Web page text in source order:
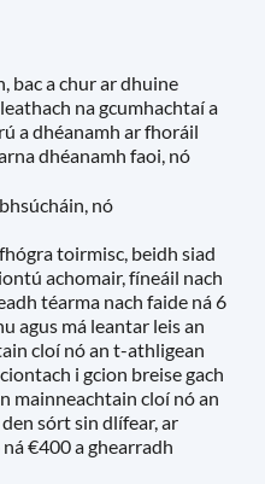
bac a chur ar dhuine
na gcumhachtaí a
a dhéanamh ar fhoráil
dhéanamh faoi, nó
nó
toirmisc, beidh siad
achomair, fíneáil nach
téarma nach faide ná 6
agus má leantar leis an
cloí nó an t-athligean
i gcion breise gach
mainneachtain cloí nó an
sórt sin dlífear, ar
€400 a ghearradh